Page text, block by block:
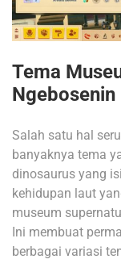
Tema
Ngebosenin
Salah satu hal
banyaknya tema
dinosaurus yang
kehidupan laut
museum
Ini membuat
berbagai variasi